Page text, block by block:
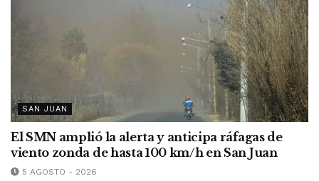
SAN JUAN
El SMN amplió la alerta y anticipa ráfagas de
viento zonda de hasta 100 km/h en San Juan
5 AGOSTO - 2026